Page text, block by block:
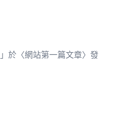
」於〈網站第一篇文章〉發